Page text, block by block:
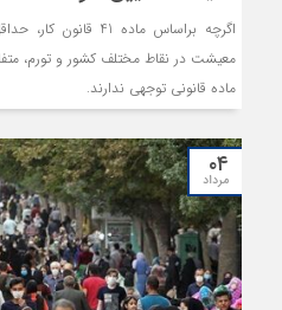
اگرچه براساس ماده
معیشت در نقاط مختلف کشور و تورم،
ماده قانونی توجهی ندارند.
۰۴
مرداد